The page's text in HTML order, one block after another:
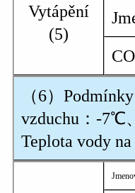
Vytápění
(5)
（6）
vzduchu：-7℃
Teplota vody